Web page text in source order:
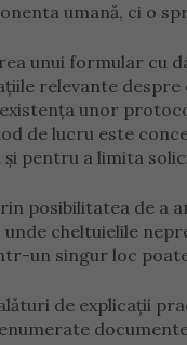
umană, ci o
unui formular cu
relevante
unor
de lucru este
pentru a limita
posibilitatea de a
cheltuielile
un singur loc
de explicații